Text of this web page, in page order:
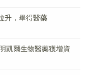
升，畢得醫藥
凱爾生物醫藥獲增資